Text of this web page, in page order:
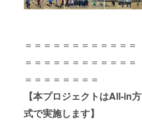
＝＝＝＝＝＝＝＝＝＝＝＝
＝＝＝＝＝＝＝＝＝＝＝＝
＝＝＝＝＝＝＝＝
【本プロジェクトはAll-in方
式で実施します】